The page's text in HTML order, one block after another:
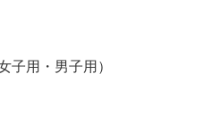
子用・男子用）